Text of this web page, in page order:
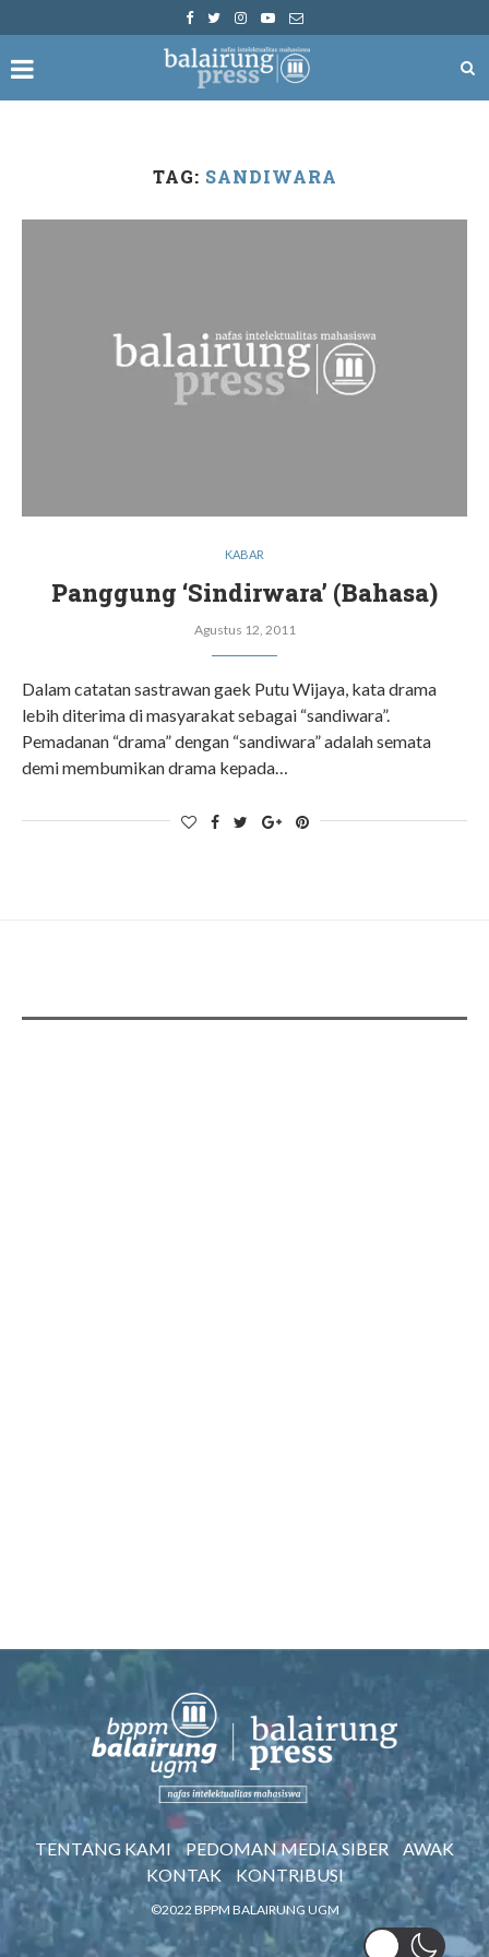
TAG: SANDIWARA
KABAR
Panggung ‘Sindirwara’ (Bahasa)
Agustus 12, 2011
Dalam catatan sastrawan gaek Putu Wijaya, kata drama
lebih diterima di masyarakat sebagai “sandiwara”.
Pemadanan “drama” dengan “sandiwara” adalah semata
demi membumikan drama kepada…
TENTANG KAMI PEDOMAN MEDIA SIBER
AWAK
KONTAK
KONTRIBUSI
©2022 BPPM BALAIRUNG UGM